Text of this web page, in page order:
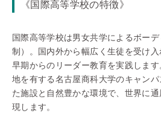
《国際高等学校の特徴》
国際高等学校は男女共学によるボー
制）。国内外から幅広く生徒を受け
早期からのリーダー教育を実践しま
地を有する名古屋商科大学のキャン
た施設と自然豊かな環境で、世界に
現します。